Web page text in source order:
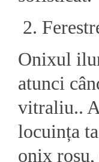
Onixul
atunci
vitraliu..
locuința
onix